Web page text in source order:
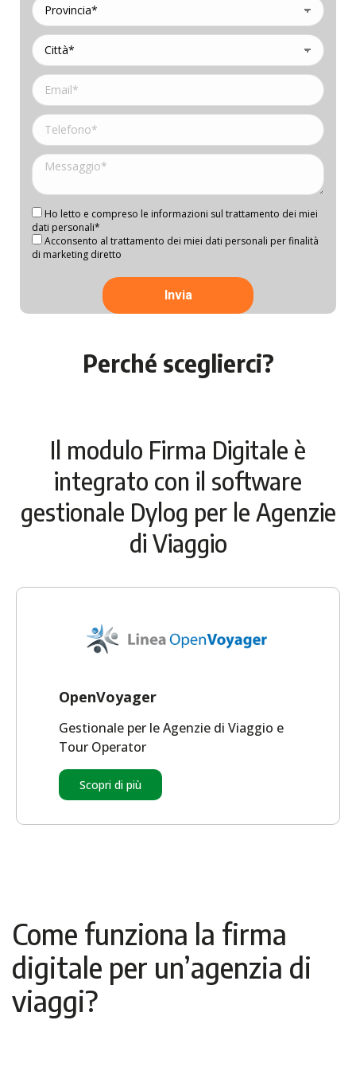
Ho letto e compreso le informazioni sul trattamento dei miei
dati personali*
Acconsento al trattamento dei miei dati personali per finalità
di marketing diretto
Perché sceglierci?
Il modulo Firma Digitale è
integrato con il software
gestionale Dylog per le Agenzie
di Viaggio
OpenVoyager
Gestionale per le Agenzie di Viaggio e
Tour Operator
Scopri di più
Come funziona la firma
digitale per un’agenzia di
viaggi?